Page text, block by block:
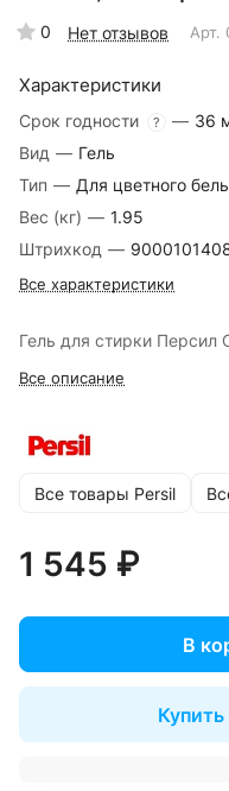
0 Нет отзывов Арт.
Характеристики
Срок годности ? — 36
Вид — Гель
Тип — Для цветного
Вес (кг) — 1.95
Штрихкод —
Все характеристики
Гель для стирки Персил
Все описание
Все товары Persil
1 545 ₽
В
Купить